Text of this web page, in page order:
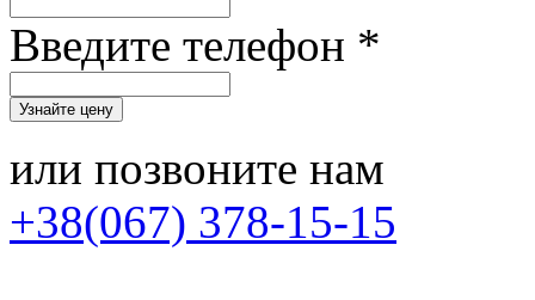
Введите телефон *
или позвоните нам
+38(067) 378-15-15